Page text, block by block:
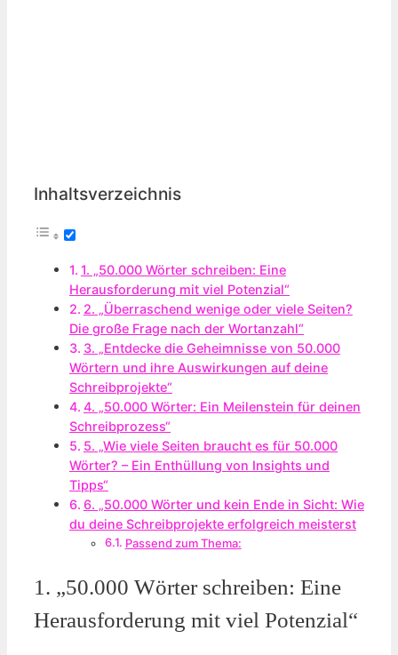
Inhaltsverzeichnis
1. „50.000 Wörter schreiben: Eine
Herausforderung mit viel Potenzial“
2. „Überraschend wenige oder viele Seiten?
Die große Frage nach der Wortanzahl“
3. „Entdecke die Geheimnisse von 50.000
Wörtern und ihre Auswirkungen auf deine
Schreibprojekte“
4. „50.000 Wörter: Ein Meilenstein für deinen
Schreibprozess“
5. „Wie viele Seiten braucht es für 50.000
Wörter? – Ein Enthüllung von Insights und
Tipps“
6. „50.000 Wörter und kein Ende in Sicht: Wie
du deine Schreibprojekte erfolgreich meisterst
Passend zum Thema:
1. „50.000 Wörter schreiben: Eine
Herausforderung mit viel Potenzial“